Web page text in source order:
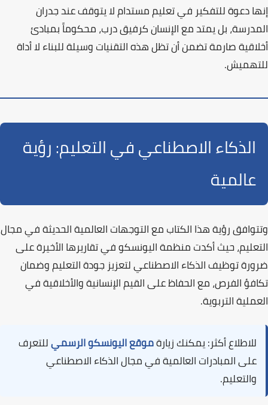
إنها دعوة للتفكير فيتعليم مستداملا يتوقف عند جدران
المدرسة، بل يمتد مع الإنسان كرفيق درب، محكوماً بمبادئ
أخلاقية صارمة تضمن أن تظل هذه التقنيات وسيلة للبناء لا أداة
للتهميش.
الذكاء الاصطناعي في التعليم: رؤية
عالمية
وتتوافق رؤية هذا الكتاب مع التوجهات العالمية الحديثة في مجال
التعليم، حيث أكدت منظمةاليونسكوفي تقاريرها الأخيرة على
ضرورة توظيف الذكاء الاصطناعي لتعزيز جودة التعليم وضمان
تكافؤ الفرص، مع الحفاظ على القيم الإنسانية والأخلاقية في
العملية التربوية.
للاطلاع أكثر:يمكنك زيارةموقع اليونسكو الرسميللتعرف
على المبادرات العالمية في مجال الذكاء الاصطناعي
والتعليم.